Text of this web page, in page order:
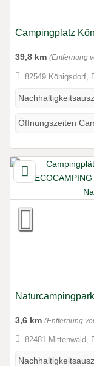
Campingplatz
39,8 km (Entfernung
82549 Königsdorf,
Öffnungszeiten
3,6 km (Entfernung
82481 Mittenwald,